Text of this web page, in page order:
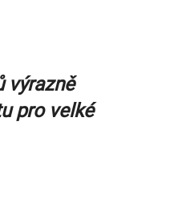
výrazně
pro velké